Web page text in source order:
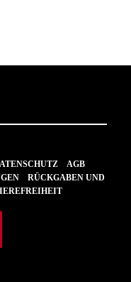
AGB
RÜCKGABEN UND